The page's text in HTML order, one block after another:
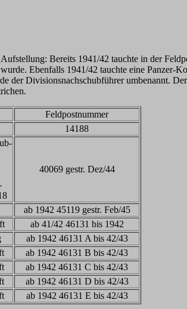
Bereits 1941/42 tauchte in der
Ebenfalls 1941/42 tauchte eine
der Divisionsnachschubführer umbenannt.
Feldpostnummer
14188
40069 gestr. Dez/44
ab 1942 45119 gestr. Feb/45
ab 41/42 46131 bis 1942
ab 1942 46131 A bis 42/43
ab 1942 46131 B bis 42/43
ab 1942 46131 C bis 42/43
ab 1942 46131 D bis 42/43
ab 1942 46131 E bis 42/43